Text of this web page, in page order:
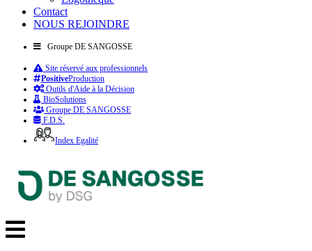
Contact
NOUS REJOINDRE
Groupe DE SANGOSSE
Site réservé aux professionnels
PositiveProduction
Outils d'Aide à la Décision
BioSolutions
Groupe DE SANGOSSE
F.D.S.
Index Egalité